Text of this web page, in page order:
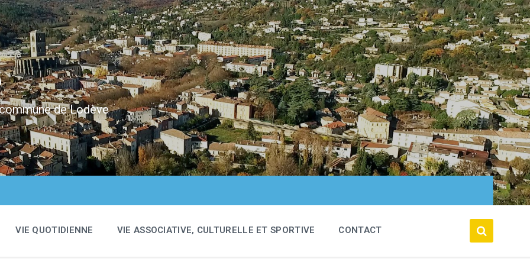
de Lodève
VIE QUOTIDIENNE VIE ASSOCIATIVE, CULTURELLE ET SPORTIVE CONTACT